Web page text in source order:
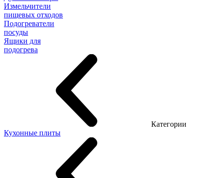
Измельчители
пищевых отходов
Подогреватели
посуды
Ящики для
подогрева
Категории
Кухонные плиты